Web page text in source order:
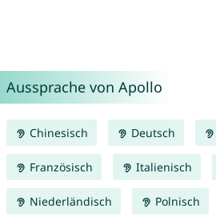
Aussprache von Apollo
Chinesisch Deutsch
Französisch Italienisch
Niederländisch Polnisch